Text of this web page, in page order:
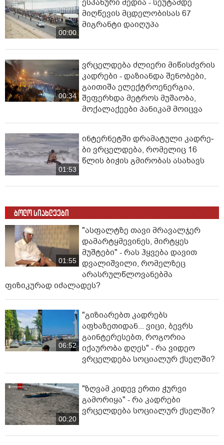
00:00
ესპანური მედია - სეუტამდე
მიღწევის მცდელობისას 67
მიგრანტი დაიღუპა
00:34
ვრცელდება ძლიერი მიწისძვრის
კადრები - დაზიანდა შენობები,
გაითიშა ელექტროენერგია,
შეფერხდა მეტროს მუშაობა,
მოქალაქეები პანიკამ მოიცვა
01:53
ინ­ტერ­ნეტ­ში დრა­მა­ტუ­ლი კად­რე­
ბი ვრცელდება, რომელიც 16
წლის ბიჭის გმირობას ასახავს
ბოლო სიახლეები
01:55
"ასფალტზე თავი მრავალჯერ
დამარტყმევინეს, მირტყეს
მუშტები" - რას ჰყვება დავით
დვალიშვილი, რომელზეც
არასრულწლოვანებმა
ფიზიკურად იძალადეს?
06:52
"გიზიარებთ კადრებს
აფხაზეთიდან... ვიცი, ბევრს
გაინტერესებთ, როგორია
იქაურობა დღეს" - რა ვიდეო
ვრცელდება სოციალურ ქსელში?
00:20
"ზღვამ კიდევ ერთი ჭურვი
გამორიყა" - რა კადრები
ვრცელდება სოციალურ ქსელში?